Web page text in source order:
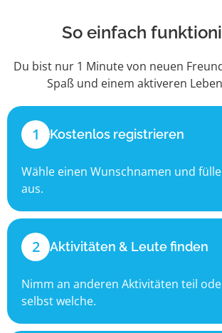
So einfach
Du bist nur 1 Minute von neuen
Spaß und einem aktiveren
1 Kostenlos registrieren
Wähle einen Wunschnamen und
aus.
2 Aktivitäten & Leute finden
Nimm an anderen Aktivitäten teil
selbst welche.